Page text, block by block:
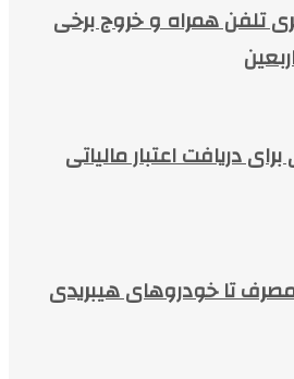
تلفن همراه و خروج برخی
دریافت اعتبار مالیاتی
تا خودروهای هیبریدی